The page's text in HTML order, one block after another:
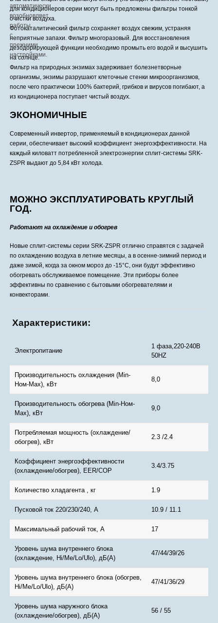
для кондиционеров серии могут быть предложены фильтры тонкой
очистки воздуха.
Фотокаталитический фильтр сохраняет воздух свежим, устраняя
неприятные запахи. Фильтр многоразовый. Для восстановления
дезодорирующей функции необходимо промыть его водой и высушить
на солнце.
Фильтр на природных энзимах задерживает болезнетворные
организмы, энзимы разрушают клеточные стенки микроорганизмов,
после чего практически 100% бактерий, грибков и вирусов погибают, а
из кондиционера поступает чистый воздух.
ЭКОНОМИЧНЫЕ
Современный инвертор, применяемый в кондиционерах данной
серии, обеспечивает высокий коэффициент энергоэффективности. На
каждый киловатт потребленной электроэнергии сплит-системы SRK-
ZSPR выдают до 5,84 кВт холода.
МОЖНО ЭКСПЛУАТИРОВАТЬ КРУГЛЫЙ
ГОД.
Работают на охлаждение и обогрев
Новые сплит-системы серии SRK-ZSPR отлично справятся с задачей
по охлаждению воздуха в летние месяцы, а в осенне-зимний период и
даже зимой, когда за окном мороз до -15°С, они будут эффективно
обогревать обслуживаемое помещение. Эти приборы более
эффективны по сравнению с бытовыми обогревателями и
конвекторами.
Характеристики:
Электропитание
1 фаза,220-240В
50HZ
Производительность охлаждения (Min-
Ном-Max), кВт
8,0
Производительность обогрева (Min-Ном-
Max), кВт
9,0
Потребляемая мощность (охлаждение/
обогрев), кВт
2.3 /2.4
Коэффициент энергоэффективности
(охлаждение/обогрев), EER/COP
3.4/3.75
Количество хладагента , кг 1.9
Пусковой ток 220/230/240, А 10.9 / 11.1
Максимальный рабочий ток, A 17
Уровень шума внутреннего блока
(охлаждение, Hi/Me/Lo/Ulo), дБ(А)
47/44/39/26
Уровень шума внутреннего блока (обогрев,
Hi/Me/Lo/Ulo), дБ(А)
47/41/36/29
Уровень шума наружного блока
(охлаждение/обогрев), дБ(А)
56 / 55